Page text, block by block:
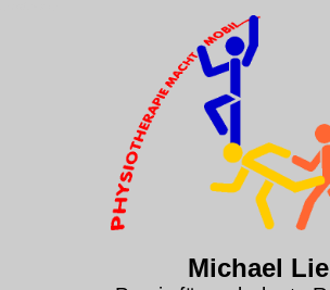
Michael